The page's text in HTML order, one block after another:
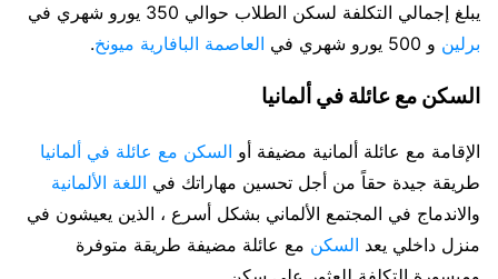
يبلغ إجمالي التكلفة لسكن الطلاب حوالي 350 يورو شهري في
برلين و 500 يورو شهري في العاصمة البافارية ميونخ.
السكن مع عائلة في ألمانيا
الإقامة مع عائلة ألمانية مضيفة أو السكن مع عائلة في ألمانيا
طريقة جيدة حقاً من أجل تحسين مهاراتك في اللغة الألمانية
والاندماج في المجتمع الألماني بشكل أسرع ، الذين يعيشون في
منزل داخلي يعد السكن مع عائلة مضيفة طريقة متوفرة